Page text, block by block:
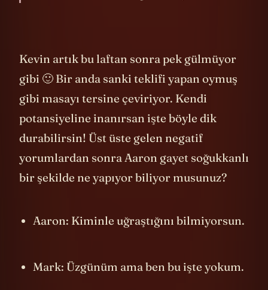
Kevin artık bu laftan sonra pek gülmüyor
gibi 🙂 Bir anda sanki teklifi yapan oymuş
gibi masayı tersine çeviriyor. Kendi
potansiyeline inanırsan işte böyle dik
durabilirsin! Üst üste gelen negatif
yorumlardan sonra Aaron gayet soğukkanlı